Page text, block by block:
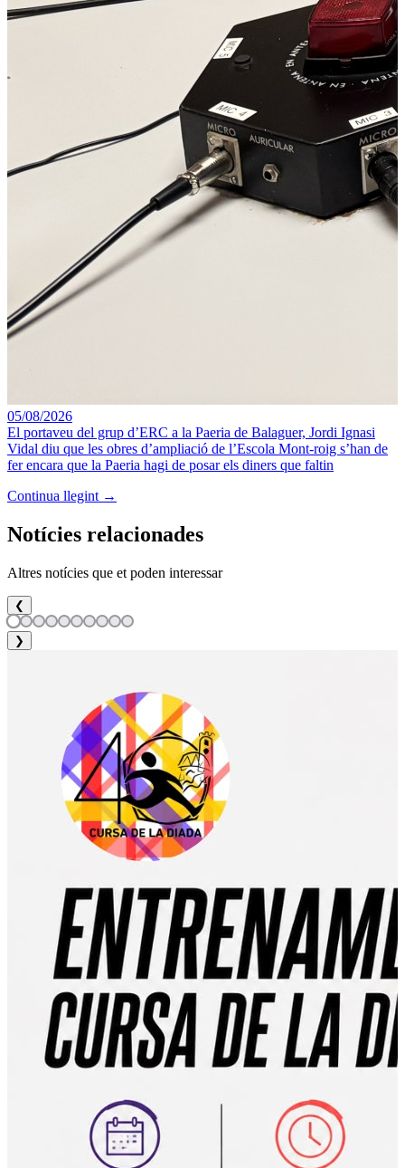
05/08/2026
El portaveu del grup d’ERC a la Paeria de Balaguer, Jordi Ignasi
Vidal diu que les obres d’ampliació de l’Escola Mont-roig s’han de
fer encara que la Paeria hagi de posar els diners que faltin
Continua llegint →
Notícies relacionades
Altres notícies que et poden interessar
❮
❯